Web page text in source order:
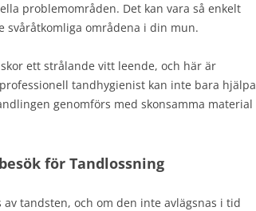
problemområden. Det kan vara så enkelt
områdena i din mun.
ett strålande vitt leende, och här är
tandhygienist kan inte bara hjälpa
genomförs med skonsamma material
för Tandlossning
tandsten, och om den inte avlägsnas i tid